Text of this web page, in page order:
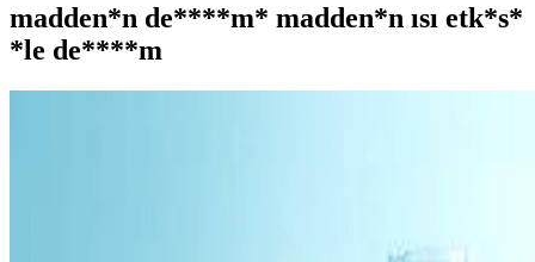
madden*n de****m* madden*n ısı etk*s*
*le de****m